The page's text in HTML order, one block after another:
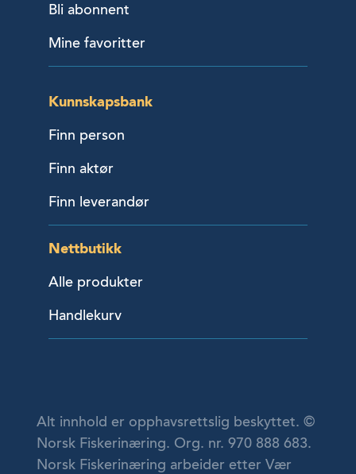
Bli abonnent
Mine favoritter
Kunnskapsbank
Finn person
Finn aktør
Finn leverandør
Nettbutikk
Alle produkter
Handlekurv
Alt innhold er opphavsrettslig beskyttet. ©
Norsk Fiskerinæring. Org. nr. 970 888 683.
Norsk Fiskerinæring arbeider etter Vær